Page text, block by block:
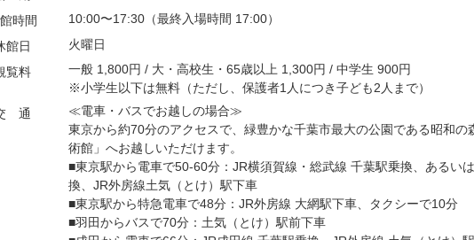
時間
10:00〜17:30（最終入場時間 17:00）
館日
火曜日
覧料
一般 1,800円 / 大・高校生・65歳以上 1,300円 / 中学生 900円
※小学生以下は無料（ただし、保護者1人につき子ども2人まで）
通
≪電車・バスでお越しの場合≫
東京から約70分のアクセスで、緑豊かな千葉市最大の公園である昭和の
術館」へお越しいただけます。
■東京駅から電車で50-60分：JR横須賀線・総武線 千葉駅乗換、あるい
換、JR外房線土気（とけ）駅下車
■東京駅から特急電車で48分：JR外房線 大網駅下車、タクシーで10分
■羽田からバスで70分：土気（とけ）駅前下車